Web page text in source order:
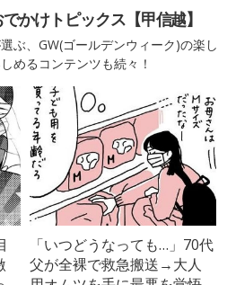
かけトピックス【甲信越】
ぶ、GW(ゴールデンウィーク)の楽し
めるコンテンツも続々！
「いつどうなっても…」70代
父が全裸で救急搬送→大人